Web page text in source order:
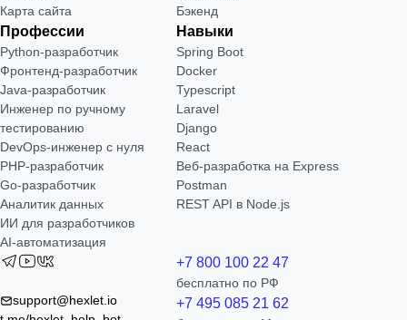
Карта сайта
Бэкенд
Профессии
Python-разработчик
Фронтенд-разработчик
Java-разработчик
Инженер по ручному
тестированию
DevOps-инженер с нуля
РНР-разработчик
Go-разработчик
Аналитик данных
ИИ для разработчиков
AI-автоматизация
Навыки
Spring Boot
Docker
Typescript
Laravel
Django
React
Веб-разработка на Express
Postman
REST API в Node.js
support@hexlet.io
+7 800 100 22 47
бесплатно по РФ
+7 495 085 21 62